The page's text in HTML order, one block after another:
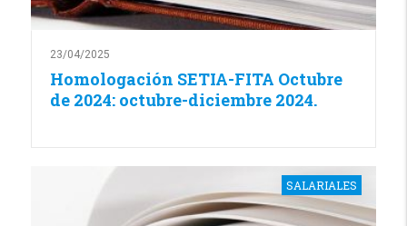
23/04/2025
Homologación SETIA-FITA Octubre
de 2024: octubre-diciembre 2024.
SALARIALES